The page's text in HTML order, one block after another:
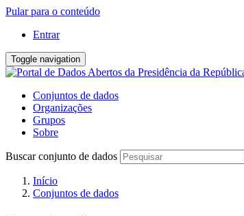
Pular para o conteúdo
Entrar
Toggle navigation
Conjuntos de dados
Organizações
Grupos
Sobre
Buscar conjunto de dados
Início
Conjuntos de dados